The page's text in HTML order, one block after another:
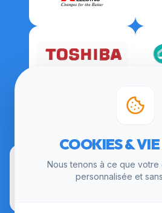
COOKIES &
Nous tenons à ce que
personnalisée et